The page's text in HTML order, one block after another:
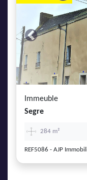
DEVENIR FRANCHISÉ
AJP Recrute
AJP Actualités
Service Qualité Clients
Previous
Immeuble
Segre
284 m²
REF5086 - AJP